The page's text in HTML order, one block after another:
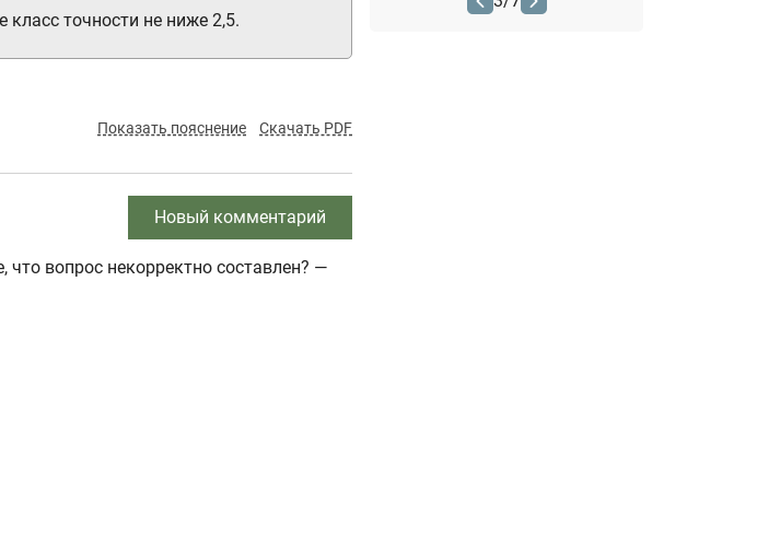
точности не ниже 2,5.
Показать пояснение Скачать PDF
Новый комментарий
вопрос некорректно составлен? —